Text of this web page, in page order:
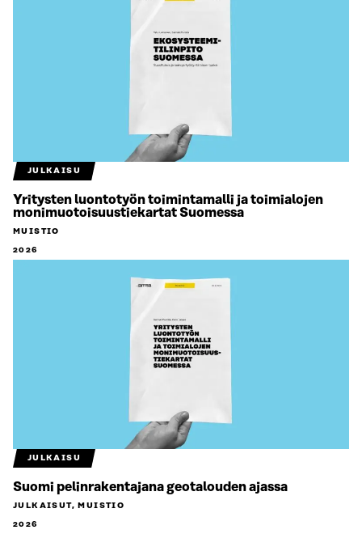
JULKAISU
Yritysten luontotyön toimintamalli ja toimialojen
monimuotoisuustiekartat Suomessa
MUISTIO
2026
JULKAISU
Suomi pelinrakentajana geotalouden ajassa
JULKAISUT, MUISTIO
2026